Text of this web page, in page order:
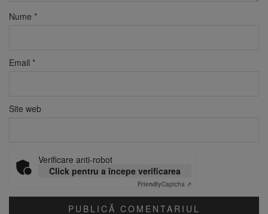
Nume *
Email *
Site web
Verificare anti-robot
Click pentru a începe verificarea
FriendlyCaptcha ⇗